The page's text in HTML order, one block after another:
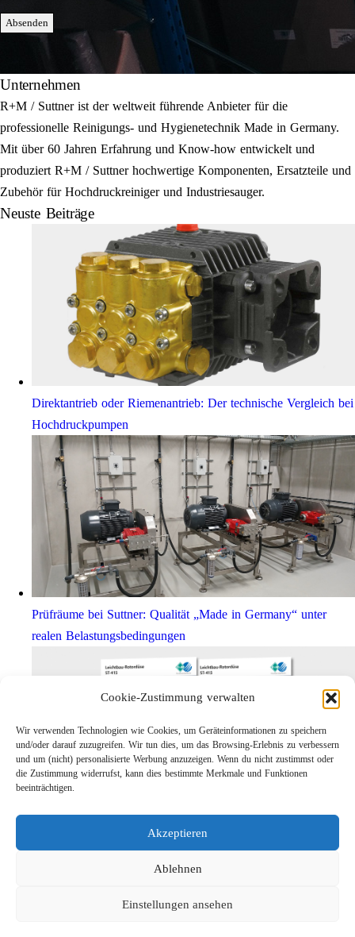
Cookie-Zustimmung verwalten
Wir verwenden Technologien wie Cookies, um Geräteinformationen zu speichern
und/oder darauf zuzugreifen. Wir tun dies, um das Browsing-Erlebnis zu verbessern
und um (nicht) personalisierte Werbung anzuzeigen. Wenn du nicht zustimmst oder
die Zustimmung widerrufst, kann dies bestimmte Merkmale und Funktionen
beeinträchtigen.
Akzeptieren
Ablehnen
Einstellungen ansehen
Absenden
Unternehmen
R+M / Suttner ist der weltweit führende Anbieter für die
professionelle Reinigungs- und Hygienetechnik Made in Germany.
Mit über 60 Jahren Erfahrung und Know-how entwickelt und
produziert R+M / Suttner hochwertige Komponenten, Ersatzteile und
Zubehör für Hochdruckreiniger und Industriesauger.
Neuste Beiträge
Direktantrieb oder Riemenantrieb: Der technische Vergleich bei
Hochdruckpumpen
Prüfräume bei Suttner: Qualität „Made in Germany“ unter
realen Belastungsbedingungen
Links